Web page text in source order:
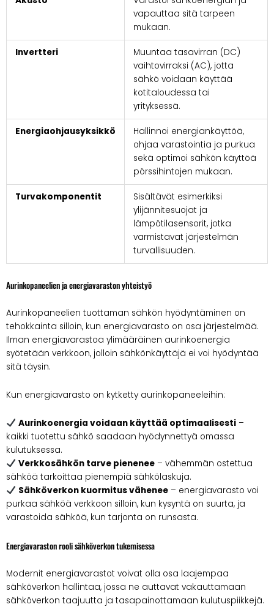
vapauttaa sitä tarpeen
mukaan.
Invertteri
Muuntaa tasavirran (DC)
vaihtovirraksi (AC), jotta
sähkö voidaan käyttää
kotitaloudessa tai
yrityksessä.
Energiaohjausyksikkö
Hallinnoi energiankäyttöä,
ohjaa varastointia ja purkua
sekä optimoi sähkön käyttöä
pörssihintojen mukaan.
Turvakomponentit
Sisältävät esimerkiksi
ylijännitesuojat ja
lämpötilasensorit, jotka
varmistavat järjestelmän
turvallisuuden.
Aurinkopaneelien ja energiavaraston yhteistyö
Aurinkopaneelien tuottaman sähkön hyödyntäminen on
tehokkainta silloin, kun energiavarasto on osa järjestelmää.
Ilman energiavarastoa ylimääräinen aurinkoenergia
syötetään verkkoon, jolloin sähkönkäyttäjä ei voi hyödyntää
sitä täysin.
Kun energiavarasto on kytketty aurinkopaneeleihin:
Aurinkoenergia voidaan käyttää optimaalisesti–
kaikki tuotettu sähkö saadaan hyödynnettyä omassa
kulutuksessa.
Verkkosähkön tarve pienenee– vähemmän ostettua
sähköä tarkoittaa pienempiä sähkölaskuja.
Sähköverkon kuormitus vähenee– energiavarasto voi
purkaa sähköä verkkoon silloin, kun kysyntä on suurta, ja
varastoida sähköä, kun tarjonta on runsasta.
Energiavaraston rooli sähköverkon tukemisessa
Modernit energiavarastot voivat olla osa laajempaa
sähköverkon hallintaa, jossa ne auttavat vakauttamaan
sähköverkon taajuutta ja tasapainottamaan kulutuspiikkejä.